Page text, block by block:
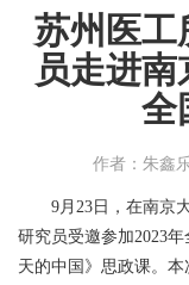
苏州医
员走进
全
作者：朱鑫
9 月 23 日，在南京
研究员受邀参加2023年
天的中国》思政课。